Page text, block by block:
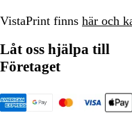
VistaPrint finns här och
Låt oss hjälpa till
Företaget